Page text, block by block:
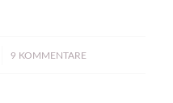
9 KOMMENTARE